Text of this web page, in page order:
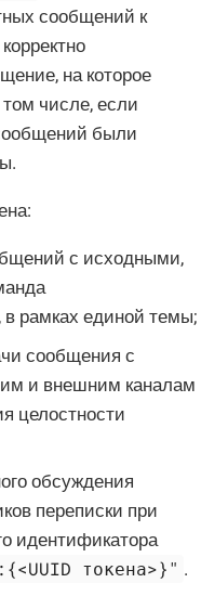
сообщений к
на которое
том числе, если
были
с исходными,
, в рамках единой темы;
сообщения с
и внешним каналам
целостности
обсуждения
переписки при
идентификатора
токена>}" .